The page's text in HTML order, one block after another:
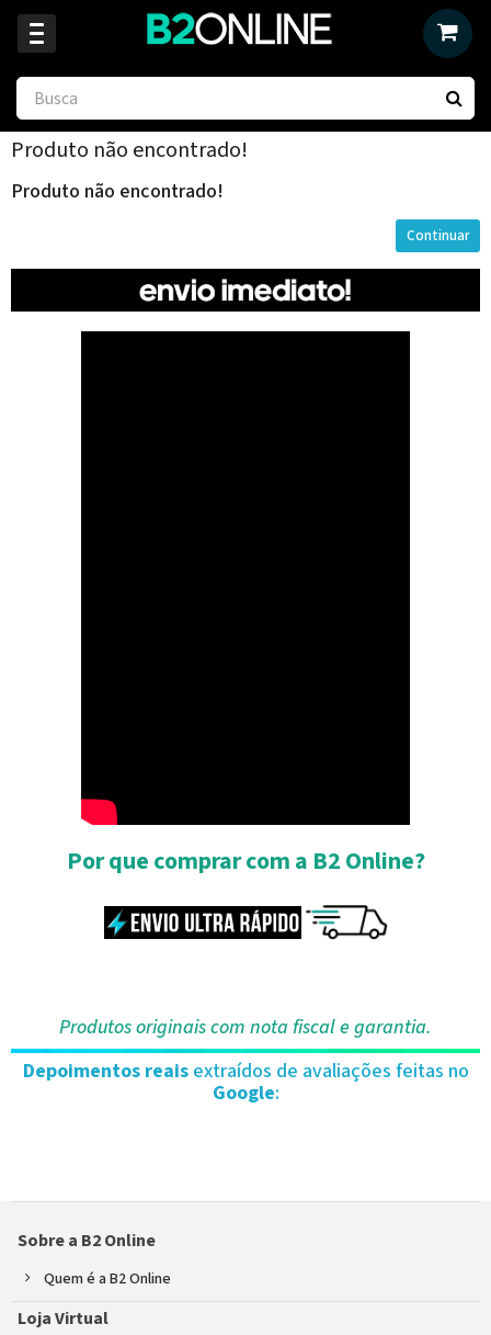
Produto não encontrado!
Produto não encontrado!
Continuar
Por que comprar com a B2 Online?
Produtos originais com nota fiscal e garantia.
Depoimentos reaisextraídos de avaliações feitas no
Google:
Sobre a B2 Online
Quem é a B2 Online
Loja Virtual